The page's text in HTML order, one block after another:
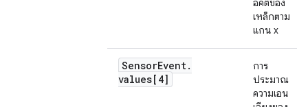
อคติของ
เหล็กตาม
แกน x
SensorEvent.
values[4]
การ
ประมาณ
ความเอน